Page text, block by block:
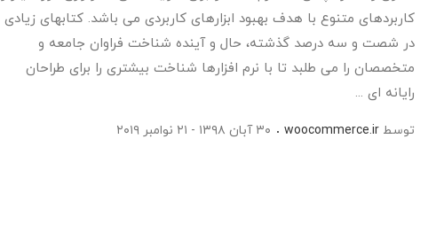
کاربردهای متنوع با هدف بهبود ابزارهای کاربردی می باشد. کتابهای زیادی
در شصت و سه درصد گذشته، حال و آینده شناخت فراوان جامعه و
متخصصان را می طلبد تا با نرم افزارها شناخت بیشتری را برای طراحان
رایانه ای ...
توسط woocommerce.ir ۳۰ آبان ۱۳۹۸ - ۲۱ نوامبر ۲۰۱۹